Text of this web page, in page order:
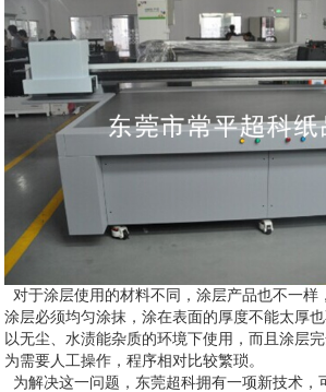
对于涂层使用的材料不同，涂层产品也不一样
涂层必须均匀涂抹，涂在表面的厚度不能太厚
以无尘、水渍能杂质的环境下使用，而且涂层
为需要人工操作，程序相对比较繁琐。
为解决这一问题，东莞超科拥有一项新技术，